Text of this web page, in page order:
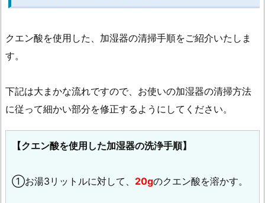
クエン酸を使用した、加湿器の清掃手順をご紹介いたしま
す。
下記は大まかな流れですので、お使いの加湿器の清掃方法
に従って細かい部分を修正するようにしてください。
【クエン酸を使用した加湿器の洗浄手順】
①お湯3リットルに対して、 20gのクエン酸を溶かす。